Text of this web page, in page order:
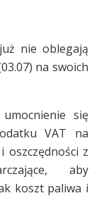
nie oblegają
na swoich
się
VAT na
oszczędności z
aby
koszt paliwa i